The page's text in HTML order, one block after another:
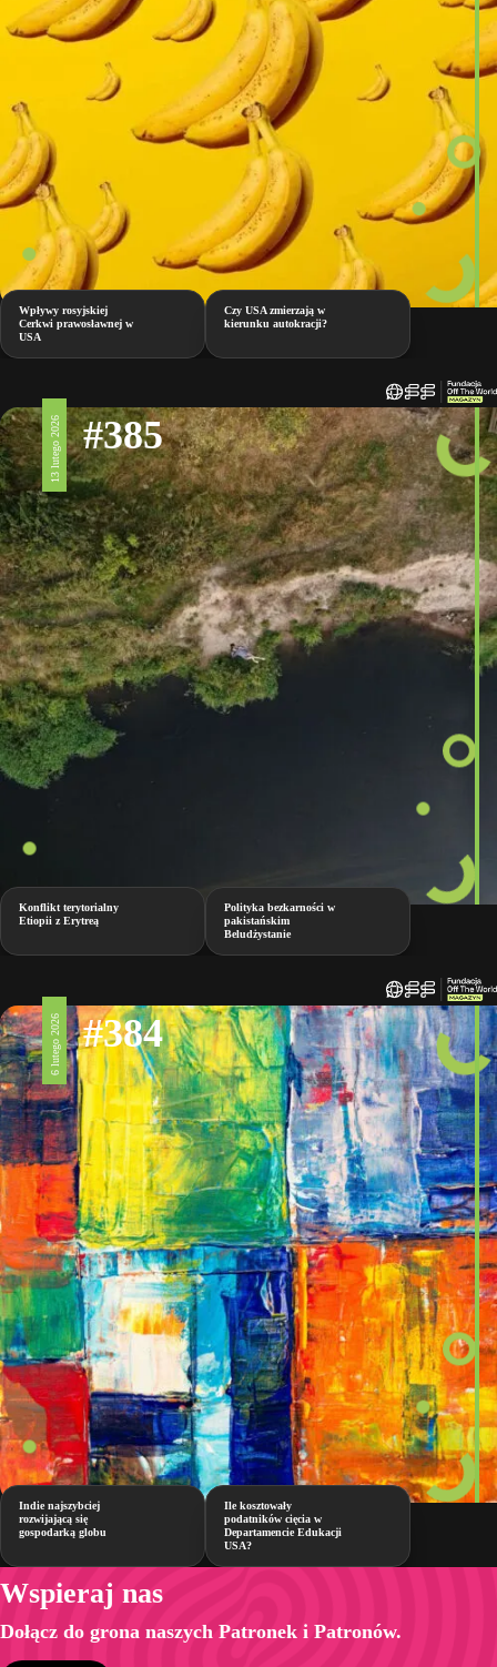
Wpływy rosyjskiej
Cerkwi prawosławnej w
USA
Czy USA zmierzają w
kierunku autokracji?
13 lutego 2026 #385
Konflikt terytorialny
Etiopii z Erytreą
Polityka bezkarności w
pakistańskim
Beludżystanie
6 lutego 2026 #384
Indie najszybciej
rozwijającą się
gospodarką globu
Ile kosztowały
podatników cięcia w
Departamencie Edukacji
USA?
Wspieraj nas
Dołącz do grona naszych Patronek i Patronów.